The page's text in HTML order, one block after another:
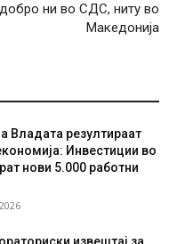
добро ни во СДС, ниту во
Македонија
Владата резултираат
Инвестиции во
нови 5.000 работни